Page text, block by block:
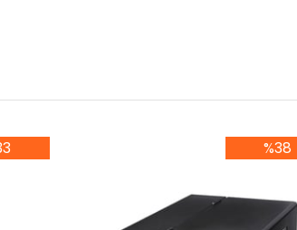
%38